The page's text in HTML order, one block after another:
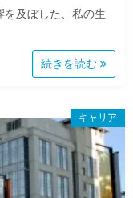
を及ぼした、私の生
続きを読む
キャリア